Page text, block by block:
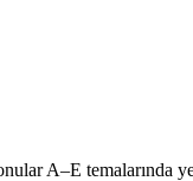
A–E temalarında